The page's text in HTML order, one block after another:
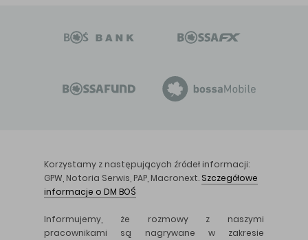
Korzystamy z następujących źródeł informacji:
GPW, Notoria Serwis, PAP, Macronext. Szczegółowe
informacje o DM BOŚ
Informujemy, że rozmowy z naszymi
pracownikami są nagrywane w zakresie